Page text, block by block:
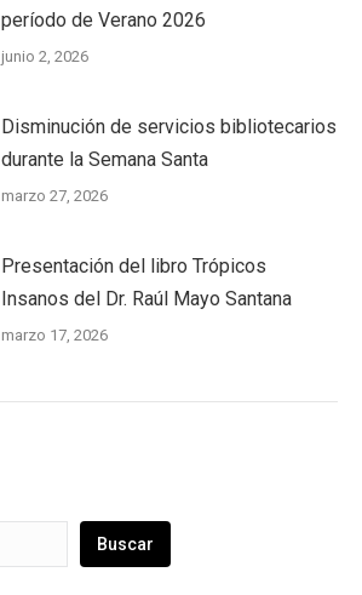
período de Verano 2026
junio 2, 2026
Disminución de servicios bibliotecarios
durante la Semana Santa
marzo 27, 2026
Presentación del libro Trópicos
Insanos del Dr. Raúl Mayo Santana
marzo 17, 2026
Buscar